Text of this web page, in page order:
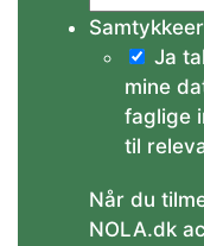
Ja
mine
faglige
til
Når du
NOLA.dk